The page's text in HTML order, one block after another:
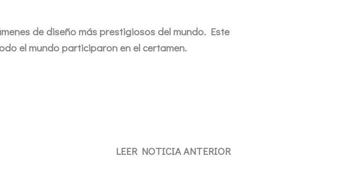
de diseño más prestigiosos del mundo. Este
el mundo participaron en el certamen.
LEER NOTICIA ANTERIOR